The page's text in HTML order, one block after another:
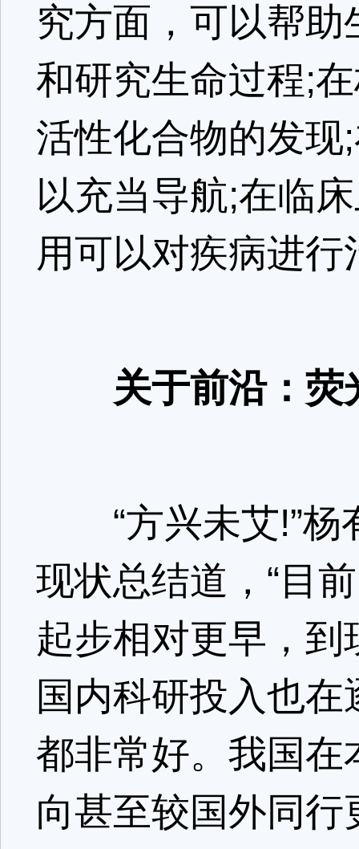
究方面，可以帮
和研究生命过程;
活性化合物的发
以充当导航;在临
用可以对疾病进行
关于前沿：
“方兴未艾!”杨
现状总结道，“目
起步相对更早，
国内科研投入也
都非常好。我国
向甚至较国外同行